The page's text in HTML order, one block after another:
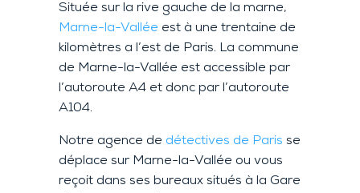
Située sur la rive gauche de la marne,
Marne-la-Vallée est à une trentaine de
kilomètres a l’est de Paris. La commune
de Marne-la-Vallée est accessible par
l’autoroute A4 et donc par l’autoroute
A104.
Notre agence de détectives de Paris se
déplace sur Marne-la-Vallée ou vous
reçoit dans ses bureaux situés à la Gare